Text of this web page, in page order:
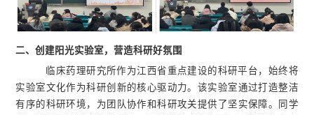
二、创建阳光实验室，营造科研好氛围
临床药理研究所作为江西省重点建设的科研平台，始终将
实验室文化作为科研创新的核心驱动力。该实验室通过打造整洁
有序的科研环境，为团队协作和科研攻关提供了坚实保障。同学